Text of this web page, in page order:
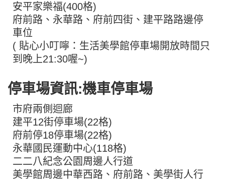
安平家樂福(400格)
府前路、永華路、府前四街、建平路路邊停
車位
( 貼心小叮嚀：生活美學館停車場開放時間只
到晚上21:30喔~)
停車場資訊:機車停車場
市府兩側迴廊
建平12街停車場(22格)
府前停18停車場(22格)
永華國民運動中心(118格)
二二八紀念公園周邊人行道
美學館周邊中華西路、府前路、美學街人行